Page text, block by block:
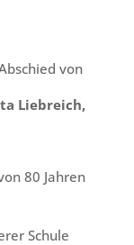
von
Liebreich,
80 Jahren
Schule